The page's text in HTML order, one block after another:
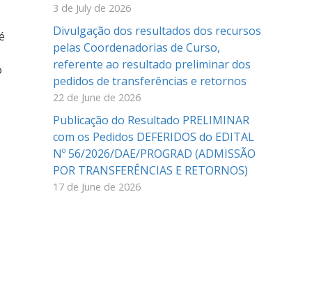
3 de July de 2026
Divulgação dos resultados dos recursos
pelas Coordenadorias de Curso,
referente ao resultado preliminar dos
pedidos de transferências e retornos
22 de June de 2026
Publicação do Resultado PRELIMINAR
com os Pedidos DEFERIDOS do EDITAL
Nº 56/2026/DAE/PROGRAD (ADMISSÃO
POR TRANSFERÊNCIAS E RETORNOS)
17 de June de 2026